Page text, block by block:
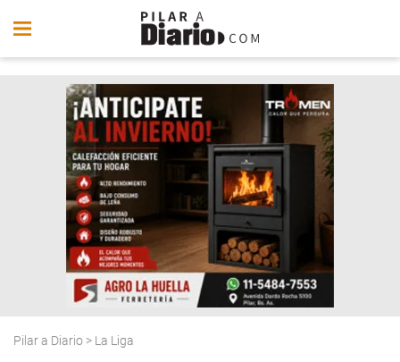
Pilar a Diario > La Liga